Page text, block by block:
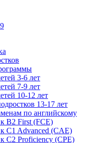
3-6 лет
7-9 лет
10-12 лет
13-17 лет
по английскому
B2 First (FCE)
C1 Advanced (CAE)
C2 Proficiency (CPE)